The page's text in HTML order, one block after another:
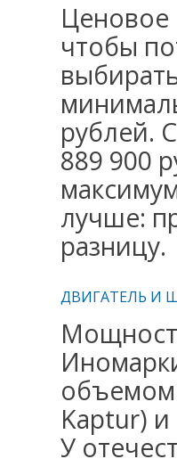
Ценовое
чтобы
рублей.
889 900
лучше:
разницу.
ДВИГАТЕЛЬ И
объемом
Kaptur) и
У